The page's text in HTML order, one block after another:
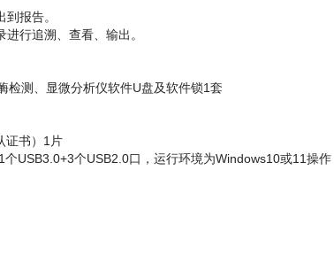
报告。
行追溯、查看、输出。
检测、显微分析仪软件U盘及软件锁1套
证书）1片
USB3.0+3个USB2.0口，运行环境为Windows10或11操作